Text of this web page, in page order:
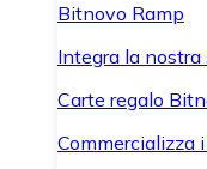
Bitnovo Ramp
Integra la
Carte regalo
Commercializza